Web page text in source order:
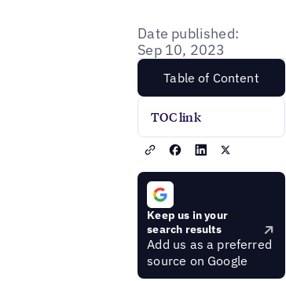
Date published:
Sep 10, 2023
Table of Content
TOC link
Keep us in your
search results
Add us as a preferred
source on Google